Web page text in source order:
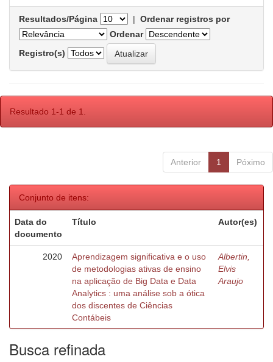
Resultados/Página | Ordenar registros por
Ordenar
Registro(s)
Resultado 1-1 de 1.
Anterior 1 Póximo
Conjunto de itens:
Data do
documento
Título Autor(es)
2020
Aprendizagem significativa e o uso
de metodologias ativas de ensino
na aplicação de Big Data e Data
Analytics : uma análise sob a ótica
dos discentes de Ciências
Contábeis
Albertin,
Elvis
Araujo
Busca refinada